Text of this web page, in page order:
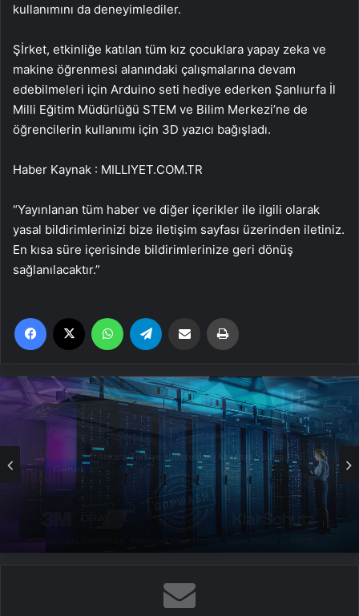
kullanımını da deneyimlediler.
Şİrket, etkinliğe katılan tüm kız çocuklara yapay zeka ve
makine öğrenmesi alanındaki çalışmalarına devam
edebilmeleri için Arduino seti hediye ederken Şanlıurfa İl
Milli Eğitim Müdürlüğü STEM ve Bilim Merkezi’ne de
öğrencilerin kullanımı için 3D yazıcı bağışladı.
Haber Kaynak : MILLIYET.COM.TR
“Yayınlanan tüm haber ve diğer içerikler ile ilgili olarak
yasal bildirimlerinizi bize iletişim sayfası üzerinden iletiniz.
En kısa süre içerisinde bildirimlerinize geri dönüş
sağlanılacaktır.”
Facebook WhatsApp Email'den paylaş
Genel
Datahost İle Güvenilir Sunucu Hizmetleri